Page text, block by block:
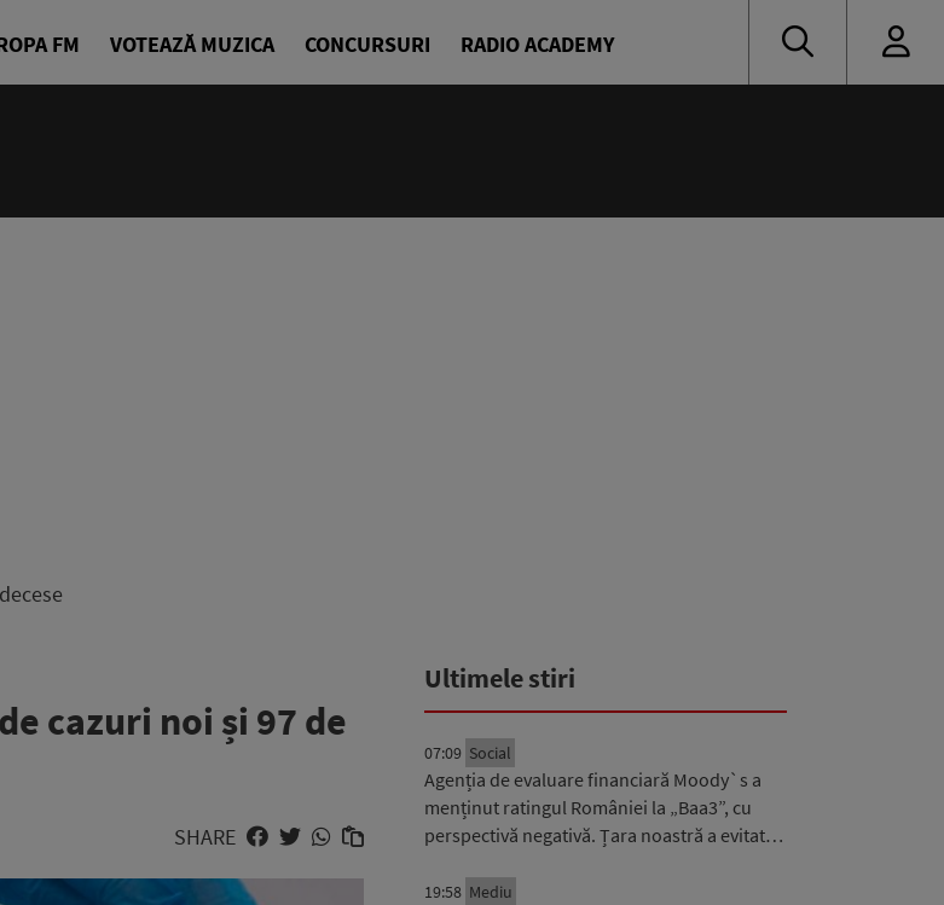
FM VOTEAZĂ MUZICA CONCURSURI RADIO ACADEMY
cazuri noi și 97 de
SHARE
Ultimele stiri
07:09 Social
Agenția de evaluare financiară Moody`s a
menținut ratingul României la „Baa3”, cu
perspectivă negativă. Țara noastră a evitat…
19:58 Mediu